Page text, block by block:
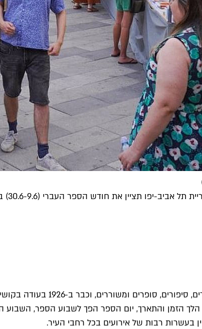
מאה
ספרים, רבותיי, מלא מלא
הייתה מתיחה. מאז הלך הזמן והתארך, יום הספר הפך לשבוע